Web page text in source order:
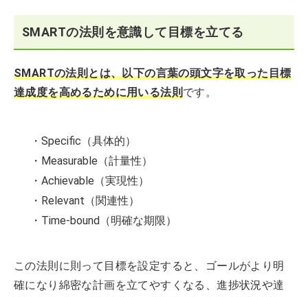
SMARTの法則を意識して目標を立てる
SMARTの法則とは、以下の言葉の頭文字を取った目標
達成度を高めるために用いる法則です。
・Specific（具体的）
・Measurable（計量性）
・Achievable（実現性）
・Relevant（関連性）
・Time-bound（明確な期限）
この法則に則って目標を設定すると、ゴールがより明
確になり綿密な計画を立てやすくなる、進捗状況や達